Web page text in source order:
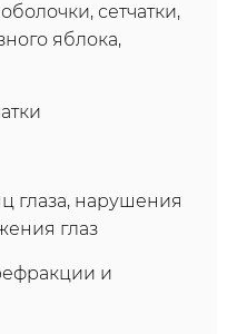
сетчатки,
яблока,
глаза, нарушения
глаз
и